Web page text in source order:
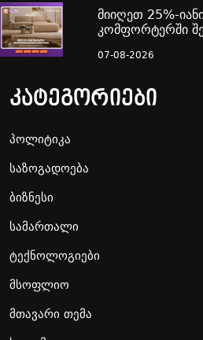
მიიღეთ 25%-
კომფორტერში
07-08-2026
კატეგორიები
პოლიტიკა
საზოგადოება
ბიზნესი
სამართალი
ტექნოლოგიები
მსოფლიო
მთავარი თემა